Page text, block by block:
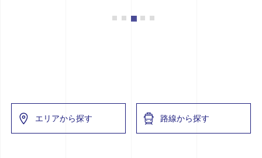
エリアから探す 路線から探す